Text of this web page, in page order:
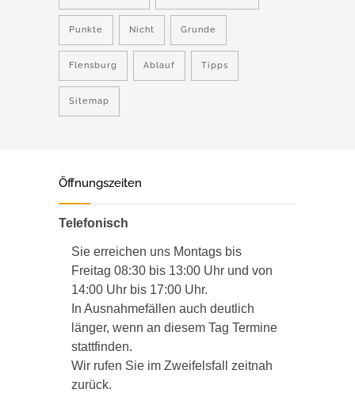
Punkte Nicht Grunde
Flensburg Ablauf Tipps
Sitemap
Öffnungszeiten
Telefonisch
Sie erreichen uns Montags bis
Freitag 08:30 bis 13:00 Uhr und von
14:00 Uhr bis 17:00 Uhr.
In Ausnahmefällen auch deutlich
länger, wenn an diesem Tag Termine
stattfinden.
Wir rufen Sie im Zweifelsfall zeitnah
zurück.